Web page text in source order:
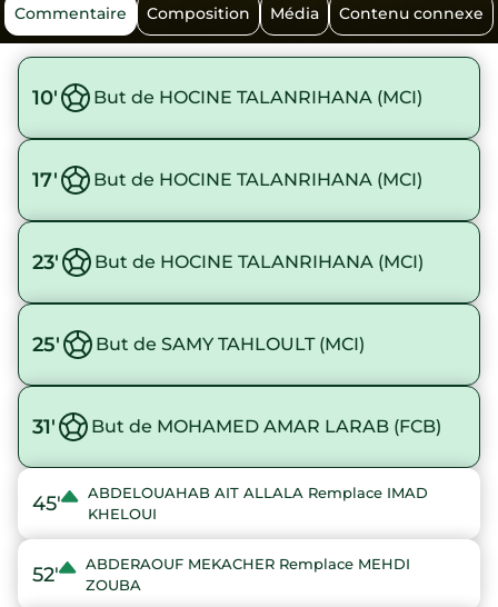
Commentaire Composition Média Contenu connexe
10' But de HOCINE TALANRIHANA (MCI)
17' But de HOCINE TALANRIHANA (MCI)
23' But de HOCINE TALANRIHANA (MCI)
25' But de SAMY TAHLOULT (MCI)
31' But de MOHAMED AMAR LARAB (FCB)
45'
ABDELOUAHAB AIT ALLALA Remplace IMAD
KHELOUI
52'
ABDERAOUF MEKACHER Remplace MEHDI
ZOUBA